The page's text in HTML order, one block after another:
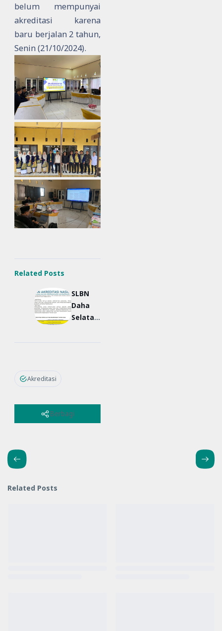
belum mempunyai
akreditasi karena
baru berjalan 2 tahun,
Senin (21/10/2024).
Related Posts
SLBN
Daha
Selatan
Akredit
Akreditasi
Berbagi
Related Posts